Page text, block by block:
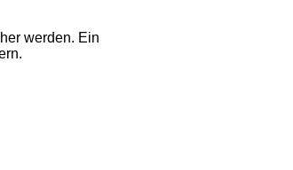
werden. Ein